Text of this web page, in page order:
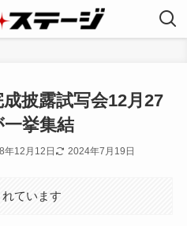
成披露試写会12月27
一挙集結
年12月12日 2024年7月19日
ています